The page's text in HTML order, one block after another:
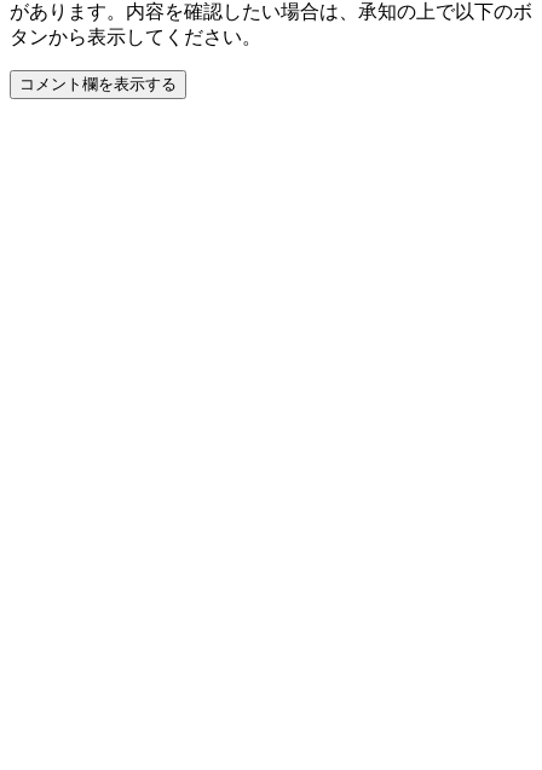
があります。内容を確認したい場合は、承知の上で以下のボ
タンから表示してください。
コメント欄を表示する